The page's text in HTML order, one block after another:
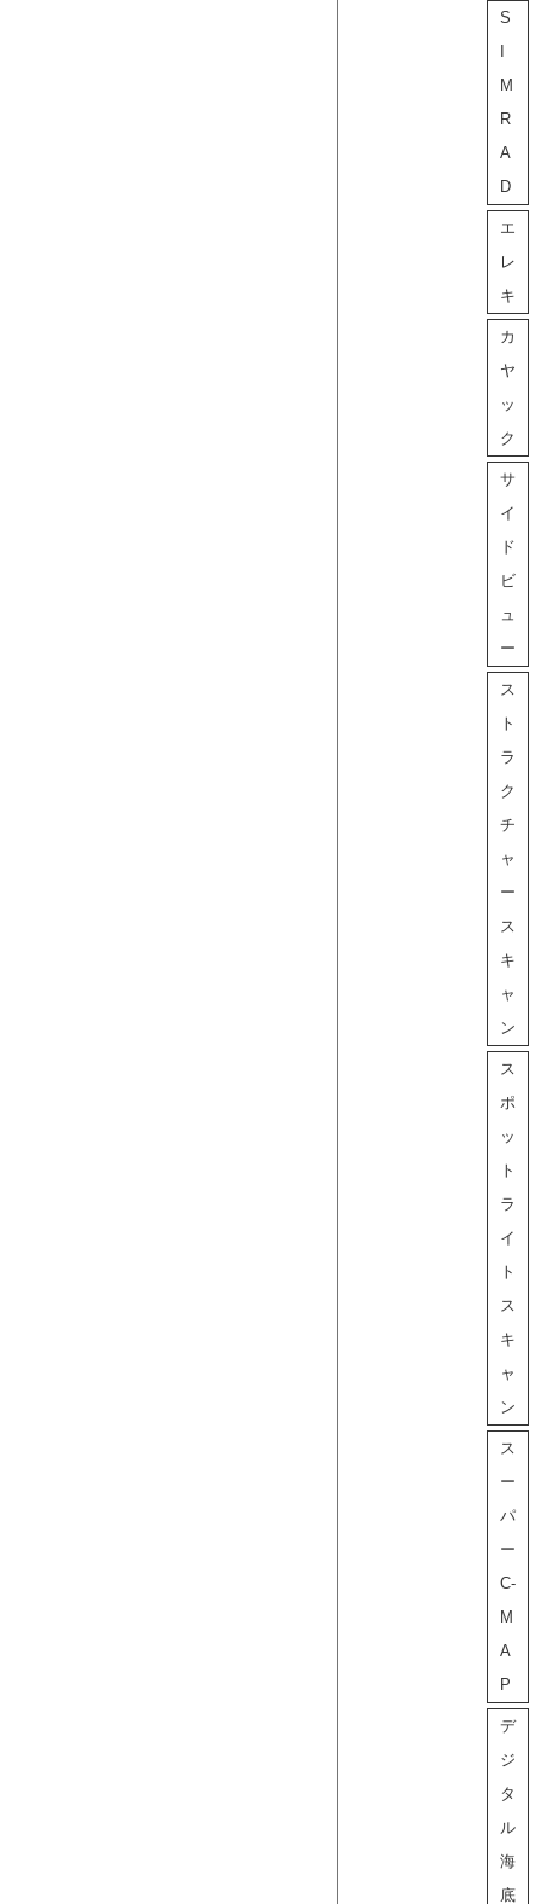
S
M
R
A
D
エ
レ
キ
カ
ヤ
ッ
ク
サ
イ
ド
ビ
ュ
ー
ス
ト
ラ
ク
チ
ャ
ー
ス
キ
ャ
ン
ス
ポ
ッ
ト
ラ
イ
ト
ス
キ
ャ
ン
ス
ー
パ
ー
C-
M
A
P
デ
ジ
タ
ル
海
底